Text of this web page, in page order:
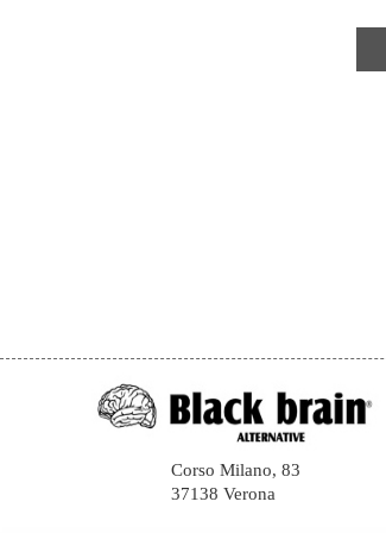
Corso Milano, 83
37138 Verona